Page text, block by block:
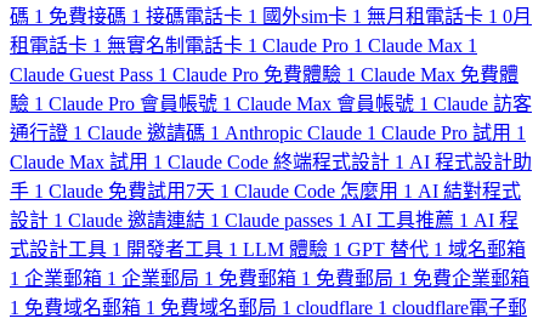
碼 1 免費接碼 1 接碼電話卡 1 國外sim卡 1 無月租電話卡 1 0月
租電話卡 1 無實名制電話卡 1 Claude Pro 1 Claude Max 1
Claude Guest Pass 1 Claude Pro 免費體驗 1 Claude Max 免費體
驗 1 Claude Pro 會員帳號 1 Claude Max 會員帳號 1 Claude 訪客
通行證 1 Claude 邀請碼 1 Anthropic Claude 1 Claude Pro 試用 1
Claude Max 試用 1 Claude Code 終端程式設計 1 AI 程式設計助
手 1 Claude 免費試用7天 1 Claude Code 怎麼用 1 AI 結對程式
設計 1 Claude 邀請連結 1 Claude passes 1 AI 工具推薦 1 AI 程
式設計工具 1 開發者工具 1 LLM 體驗 1 GPT 替代 1 域名郵箱
1 企業郵箱 1 企業郵局 1 免費郵箱 1 免費郵局 1 免費企業郵箱
1 免費域名郵箱 1 免費域名郵局 1 cloudflare 1 cloudflare電子郵